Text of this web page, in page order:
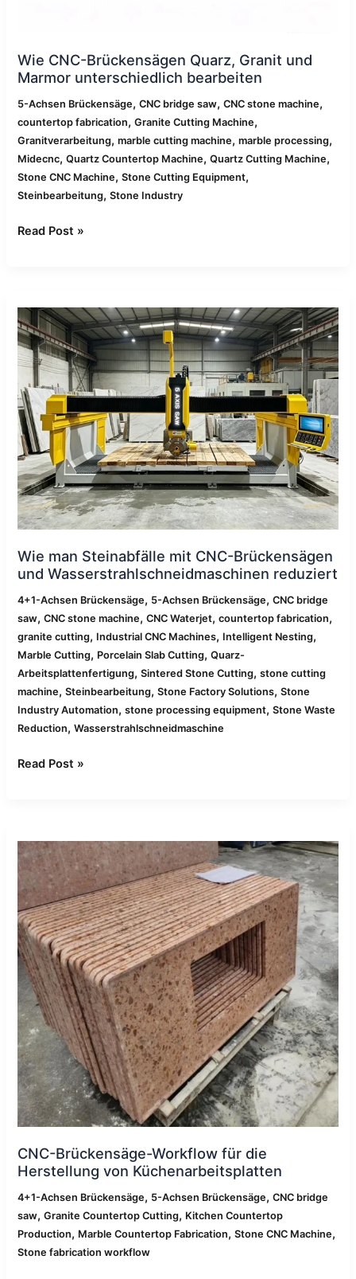
Wie CNC-Brückensägen Quarz, Granit und
Marmor unterschiedlich bearbeiten
5-Achsen Brückensäge,CNC bridge saw,CNC stone machine,
countertop fabrication,Granite Cutting Machine,
Granitverarbeitung,marble cutting machine,marble processing,
Midecnc,Quartz Countertop Machine,Quartz Cutting Machine,
Stone CNC Machine,Stone Cutting Equipment,
Steinbearbeitung,Stone Industry
Read Post »
Wie man Steinabfälle mit CNC-Brückensägen
und Wasserstrahlschneidmaschinen reduziert
4+1-Achsen Brückensäge, 5-Achsen Brückensäge,CNC bridge
saw,CNC stone machine,CNC Waterjet,countertop fabrication,
granite cutting, Industrial CNC Machines, Intelligent Nesting,
Marble Cutting, Porcelain Slab Cutting,Quarz-
Arbeitsplattenfertigung,Sintered Stone Cutting,stone cutting
machine,Steinbearbeitung,Stone Factory Solutions,Stone
Industry Automation,stone processing equipment,Stone Waste
Reduction,Wasserstrahlschneidmaschine
man
Steinabfälle
mit
CNC-
Brückensägen
und
Wasserstrahlschneidmaschinen
reduziert
Read Post »
CNC-Brückensäge-Workflow für die
Herstellung von Küchenarbeitsplatten
4+1-Achsen Brückensäge, 5-Achsen Brückensäge,CNC bridge
saw,Granite Countertop Cutting, Kitchen Countertop
Production, Marble Countertop Fabrication,Stone CNC Machine,
Stone fabrication workflow
Brückensäge-
Workflow
für
die
Herstellung
von
Küchenarbeitsplatten